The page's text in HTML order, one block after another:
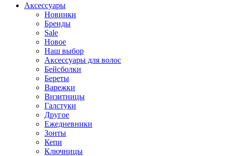
Аксессуары
Новинки
Бренды
Sale
Новое
Наш выбор
Аксессуары для волос
Бейсболки
Береты
Варежки
Визитницы
Галстуки
Другое
Ежедневники
Зонты
Кепи
Ключницы